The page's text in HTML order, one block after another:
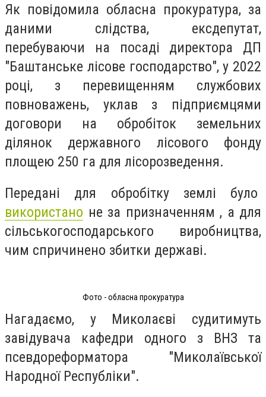
Як повідомила обласна прокуратура, за
даними слідства, ексдепутат,
перебуваючи на посаді директора ДП
"Баштанське лісове господарство", у 2022
році, з перевищенням службових
повноважень, уклав з підприємцями
договори на обробіток земельних
ділянок державного лісового фонду
площею 250 га для лісорозведення.
Передані для обробітку землі було
використано не за призначенням , а для
сільськогосподарського виробництва,
чим спричинено збитки державі.
Фото - обласна прокуратура
Нагадаємо, у Миколаєві судитимуть
завідувача кафедри одного з ВНЗ та
псевдореформатора "Миколаївської
Народної Республіки".